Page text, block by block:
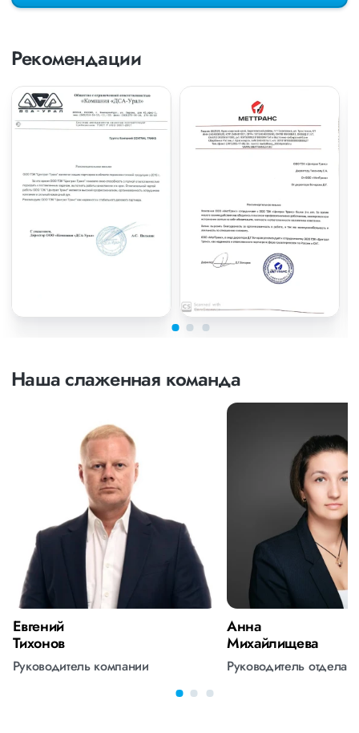
Рекомендации
Наша слаженная команда
Евгений
Тихонов
Руководитель компании
Анна
Михайлищева
Руководитель отдела